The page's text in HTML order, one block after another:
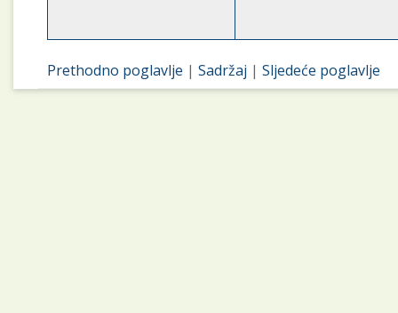
Prethodno poglavlje |Sadržaj |Sljedeće poglavlje